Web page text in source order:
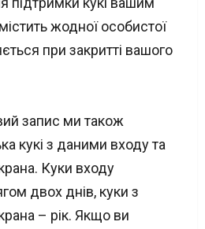
жодної особистої
при закритті вашого
запис ми також
кукі з даними входу та
Куки входу
двох днів, куки з
– рік. Якщо ви